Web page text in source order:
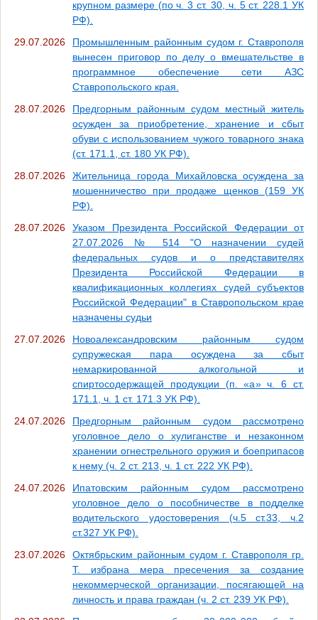
крупном размере (по ч. 3 ст. 30, ч. 5 ст. 228.1 УК
РФ).
29.07.2026
Промышленным районным судом г. Ставрополя
вынесен приговор по делу о вмешательстве в
программное обеспечение сети АЗС
Ставропольского края.
28.07.2026
Предгорным районным судом местный житель
осужден за приобретение, хранение и сбыт
обуви с использованием чужого товарного знака
(ст. 171.1, ст. 180 УК РФ).
28.07.2026
Жительница города Михайловска осуждена за
мошенничество при продаже щенков (159 УК
РФ).
28.07.2026
Указом Президента Российской Федерации от
27.07.2026 № 514 "О назначении судей
федеральных судов и о представителях
Президента Российской Федерации в
квалификационных коллегиях судей субъектов
Российской Федерации" в Ставропольском крае
назначены судьи
27.07.2026
Новоалександровским районным судом
супружеская пара осуждена за сбыт
немаркированной алкогольной и
спиртосодержащей продукции (п. «а» ч. 6 ст.
171.1, ч. 1 ст. 171.3 УК РФ).
24.07.2026
Предгорным районным судом рассмотрено
уголовное дело о хулиганстве и незаконном
хранении огнестрельного оружия и боеприпасов
к нему (ч. 2 ст. 213, ч. 1 ст. 222 УК РФ).
24.07.2026
Ипатовским районным судом рассмотрено
уголовное дело о пособничестве в подделке
водительского удостоверения (ч.5 ст.33, ч.2
ст.327 УК РФ).
23.07.2026
Октябрьским районным судом г. Ставрополя гр.
Т. избрана мера пресечения за создание
некоммерческой организации, посягающей на
личность и права граждан (ч. 2 ст. 239 УК РФ).